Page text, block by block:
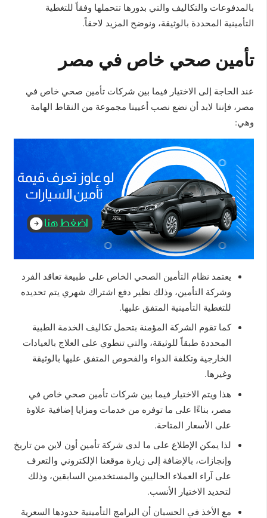
بالمدفوعات والتكاليف والتي بدورها تتحملها وفقاً للتغطية
التأمينية المحددة بالوثيقة، ونوضح المزيد لاحقاً.
تأمين صحي خاص في مصر
عند الحاجة إلى الاختيار فيما بين شركات تأمين صحي خاص في
مصر، فإننا لابد أن نضع نصب أعيينا مجموعة من النقاط الهامة
وهي:
يعتمد نظام التأمين الصحي الخاص على طبيعة تعاقد الفرد
وشركة التأمين، وذلك نظير دفع اشتراك شهري يتم تحديده
للتغطية التأمينية المتفق عليها.
كما تقوم الشركة المؤمنة بتحمل تكاليف الخدمة الطبية
المحددة طبقاً للوثيقة، والتي تنطوي على العلاج بالعيادات
الخارجية وتكلفة الدواء والفحوص المتفق عليها بالوثيقة
وغيرها.
هذا ويتم الاختيار فيما بين شركات تأمين صحي خاص في
مصر، بناءًا على ما توفره من خدمات ومزايا إضافية علاوة
على الأسعار المتاحة.
لذا يمكن الإطلاع على ما لدى شركة تأمين أون لاين من تاريخ
وإنجازات، بالإضافة إلى زيارة موقعنا الإلكتروني والتعرف
على آراء العملاء الحاليين والمستخدمين السابقين، وذلك
لتحديد الاختيار الأنسب.
مع الأخذ في الحسبان أن البرامج التأمينية حدودها السعرية